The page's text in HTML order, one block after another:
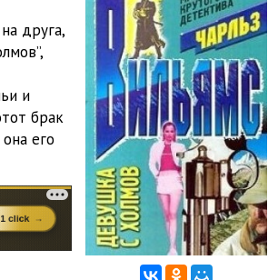
21:26
14:50
15:47
17:57
15:04
16:50
24:37
друга,
и
брак
его